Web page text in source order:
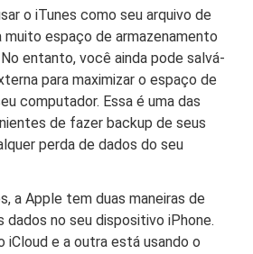
o iTunes como seu arquivo de
muito espaço de armazenamento
entanto, você ainda pode salvá-
para maximizar o espaço de
computador. Essa é uma das
de fazer backup de seus
perda de dados do seu
a Apple tem duas maneiras de
dados no seu dispositivo iPhone.
iCloud e a outra está usando o